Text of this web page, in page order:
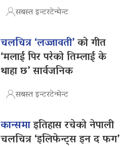
सबस्त इन्टरटेन्मेन्ट
चलचित्र ‘लज्जावती’को गीत
‘मलाई पिर परेको तिम्लाई के
थाहा छ’ सार्वजनिक
सबस्त इन्टरटेन्मेन्ट
कान्समाइतिहास रचेको नेपाली
चलचित्र ‘इलिफेन्ट्स इन द फग’